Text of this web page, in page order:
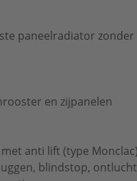
10 bar
Ja
Nee
Nee
paneelradiator zonder
en zijpanelen
anti lift (type
blindstop,